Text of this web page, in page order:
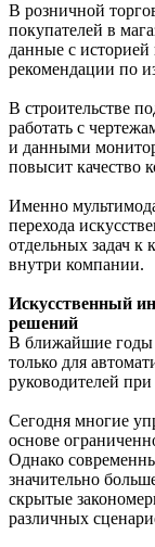
В розничной
покупателей в
данные с
рекомендации по
В строительстве
работать с
и данными
повысит качество
Именно
перехода
отдельных задач
внутри компании.
Искусственный
решений
В ближайшие годы
только для
руководителей
Сегодня многие
основе
Однако
значительно
скрытые
различных